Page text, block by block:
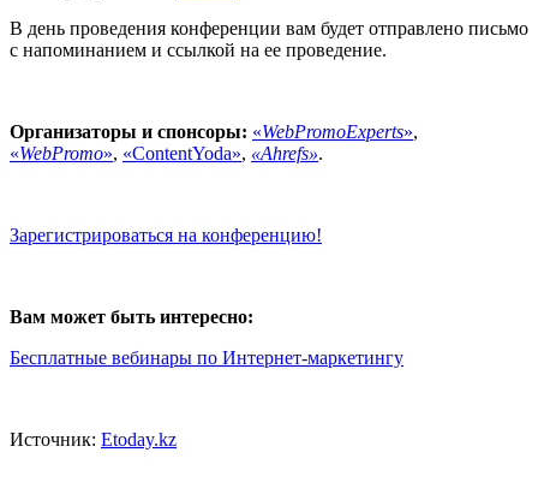
В день проведения конференции вам будет отправлено письмо
с напоминанием и ссылкой на ее проведение.
Организаторы и спонсоры: «WebPromoExperts»,
«WebPromo», «ContentYoda», «Ahrefs».
Зарегистрироваться на конференцию!
Вам может быть интересно:
Бесплатные вебинары по Интернет-маркетингу
Источник: Etoday.kz